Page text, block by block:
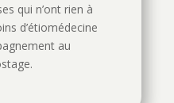
qui n’ont rien à
d’étiomédecine
au